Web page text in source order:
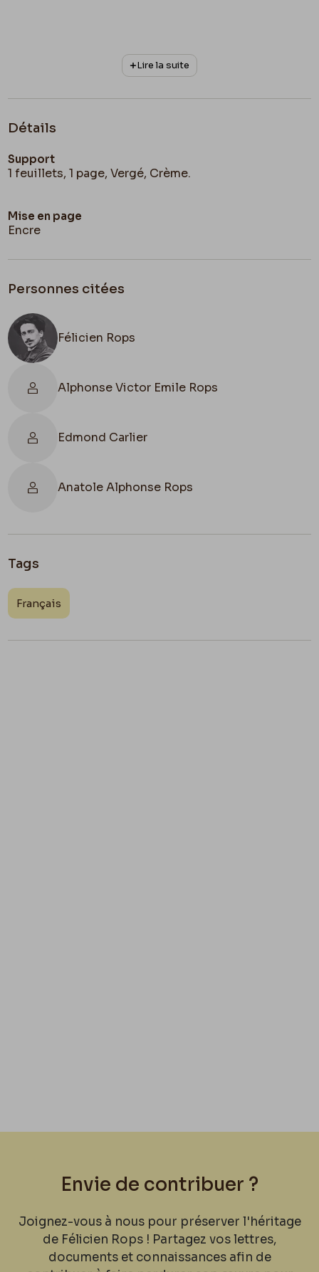
Lire la suite
Détails
Support
1 feuillets, 1 page, Vergé, Crème.
Mise en page
Encre
Personnes citées
Félicien Rops
Alphonse Victor Emile Rops
Edmond Carlier
Anatole Alphonse Rops
Tags
Français
Envie de contribuer ?
Joignez-vous à nous pour préserver l'héritage
de Félicien Rops ! Partagez vos lettres,
documents et connaissances afin de